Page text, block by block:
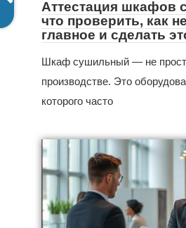
Аттестация шкафов
что проверить, как
главное и сделать
Шкаф сушильный — не
производстве. Это
которого часто